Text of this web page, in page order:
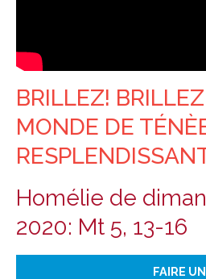
BRILLEZ!
MONDE DE
Homélie de
2020: Mt 5, 13-16
FAIRE